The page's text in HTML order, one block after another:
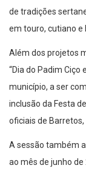
de tradições
em touro, cutiano e
Além dos projetos
“Dia do Padim Ciço
município, a ser
inclusão da Festa
oficiais de
A sessão também
ao mês de junho